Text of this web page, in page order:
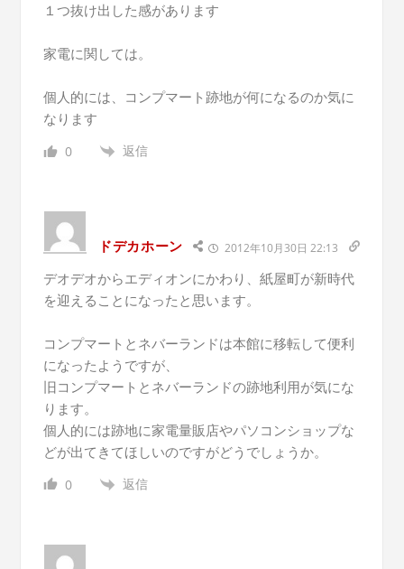
１つ抜け出した感があります
家電に関しては。
個人的には、コンプマート跡地が何になるのか気に
なります
0 返信
ドデカホーン 2012年10月30日 22:13
デオデオからエディオンにかわり、紙屋町が新時代
を迎えることになったと思います。
コンプマートとネバーランドは本館に移転して便利
になったようですが、
旧コンプマートとネバーランドの跡地利用が気にな
ります。
個人的には跡地に家電量販店やパソコンショップな
どが出てきてほしいのですがどうでしょうか。
0 返信